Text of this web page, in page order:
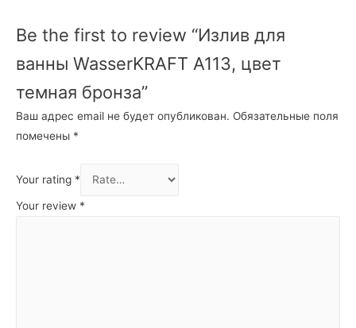
Be the first to review “Излив для
ванны WasserKRAFT A113, цвет
темная бронза”
Ваш адрес email не будет опубликован. Обязательные поля
помечены *
Your rating *
Your review *